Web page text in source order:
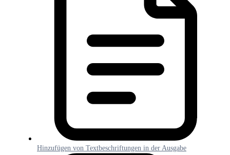
Hinzufügen von Textbeschriftungen in der Ausgabe